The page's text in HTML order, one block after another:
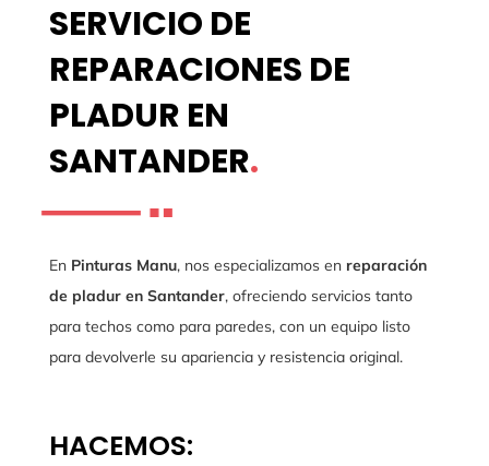
SERVICIO DE
REPARACIONES DE
PLADUR EN
SANTANDER.
En Pinturas Manu, nos especializamos en reparación
de pladur en Santander, ofreciendo servicios tanto
para techos como para paredes, con un equipo listo
para devolverle su apariencia y resistencia original.
HACEMOS: